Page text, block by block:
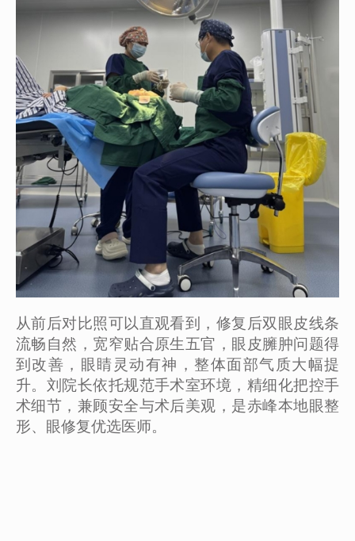
从前后对比照可以直观看到，修复后双眼皮线条
流畅自然，宽窄贴合原生五官，眼皮臃肿问题得
到改善，眼睛灵动有神，整体面部气质大幅提
升。刘院长依托规范手术室环境，精细化把控手
术细节，兼顾安全与术后美观，是赤峰本地眼整
形、眼修复优选医师。